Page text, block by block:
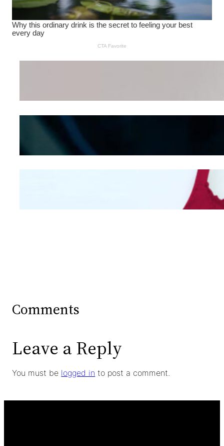
Wanita Pamer Pakaian
Kepribadian
Mengintip Kepribadian
Wanita Dari Warna Bra
Comments
Leave a Reply
You must be logged in to post a comment.